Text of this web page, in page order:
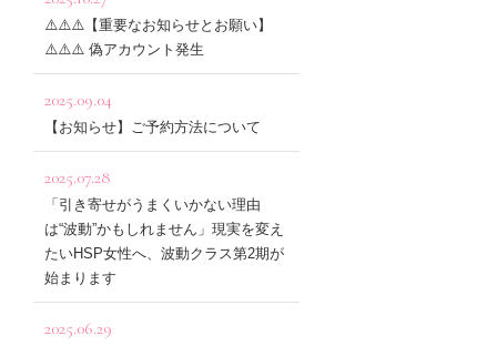
⚠️⚠️⚠️【重要なお知らせとお願い】
⚠️⚠️⚠️ 偽アカウント発生
2025.09.04
【お知らせ】ご予約方法について
2025.07.28
「引き寄せがうまくいかない理由
は“波動”かもしれません」現実を変え
たいHSP女性へ、波動クラス第2期が
始まります
2025.06.29